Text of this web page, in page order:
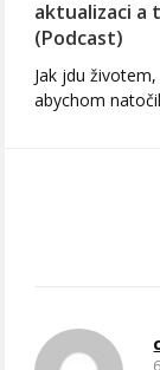
aktualizaci a
(Podcast)
Jak jdu
abychom